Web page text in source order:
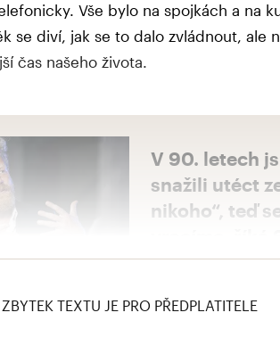
Vše bylo na spojkách a na
se diví, jak se to dalo zvládnout, ale
čas našeho života.
V 90. letech
snažili utéct
nikoho“, teď
ZBYTEK TEXTU JE PRO PŘEDPLATITELE